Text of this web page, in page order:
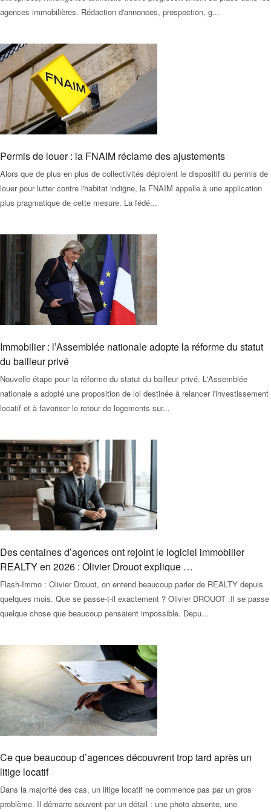
agences immobilières. Rédaction d'annonces, prospection, g...
Permis de louer : la FNAIM réclame des ajustements
Alors que de plus en plus de collectivités déploient le dispositif du permis de
louer pour lutter contre l'habitat indigne, la FNAIM appelle à une application
plus pragmatique de cette mesure. La fédé...
Immobilier : l’Assemblée nationale adopte la réforme du statut
du bailleur privé
Nouvelle étape pour la réforme du statut du bailleur privé. L'Assemblée
nationale a adopté une proposition de loi destinée à relancer l'investissement
locatif et à favoriser le retour de logements sur...
Des centaines d’agences ont rejoint le logiciel immobilier
REALTY en 2026 : Olivier Drouot explique …
Flash-Immo : Olivier Drouot, on entend beaucoup parler de REALTY depuis
quelques mois. Que se passe-t-il exactement ? Olivier DROUOT :Il se passe
quelque chose que beaucoup pensaient impossible. Depu...
Ce que beaucoup d’agences découvrent trop tard après un
litige locatif
Dans la majorité des cas, un litige locatif ne commence pas par un gros
problème. Il démarre souvent par un détail : une photo absente, une